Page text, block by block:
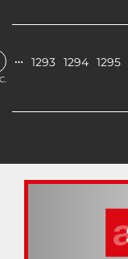
… 1293 1294 1295